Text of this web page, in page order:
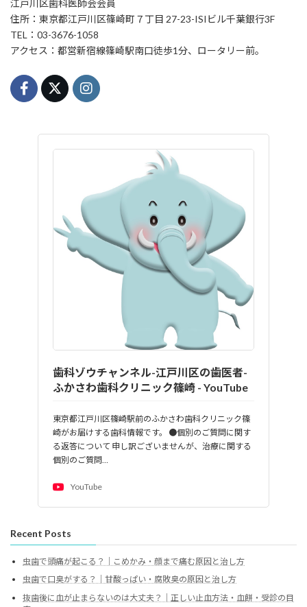
江戸川区歯科医師会会員
住所：東京都江戸川区篠崎町７丁目 27-23-ISIビル千葉銀行3F
TEL：03-3676-1058
アクセス：都営新宿線篠崎駅南口徒歩1分、ロータリー前。
歯科ゾウチャンネル-江戸川区の歯医者-
ふかさわ歯科クリニック篠崎 - YouTube
東京都江戸川区篠崎駅前のふかさわ歯科クリニック篠
崎がお届けする歯科情報です。 ●個別のご質問に関す
る返答について 申し訳ございませんが、治療に関する
個別のご質問…
YouTube
Recent Posts
虫歯で頭痛が起こる？｜こめかみ・顔まで痛む原因と治し方
虫歯で口臭がする？｜甘酸っぱい・腐敗臭の原因と治し方
抜歯後に血が止まらないのは大丈夫？｜正しい止血方法・血餅・受診の目